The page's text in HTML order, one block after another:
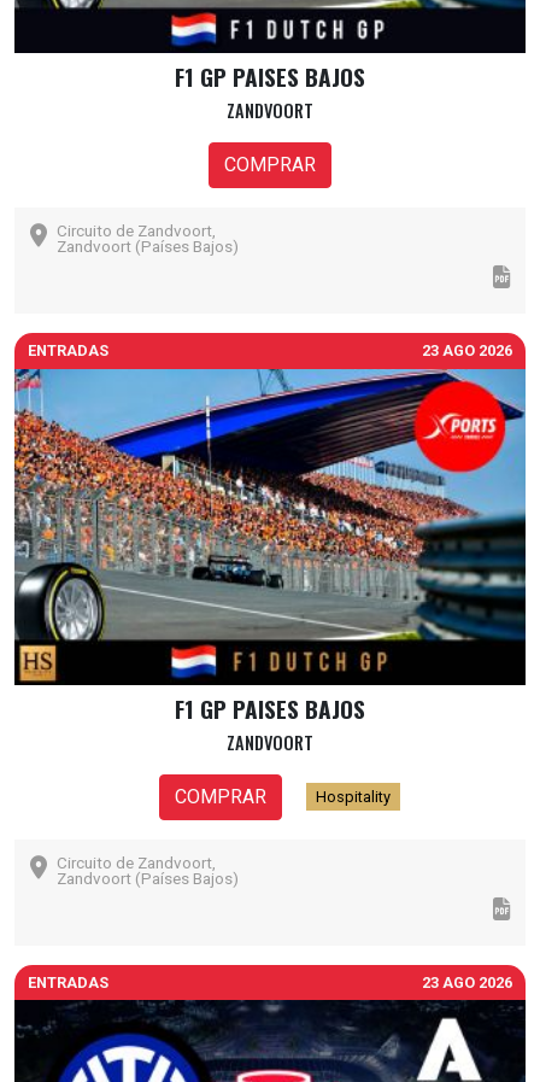
F1 GP PAISES BAJOS
ZANDVOORT
COMPRAR
Circuito de Zandvoort,
Zandvoort (Países Bajos)
ENTRADAS 23 AGO 2026
F1 GP PAISES BAJOS
ZANDVOORT
COMPRAR Hospitality
Circuito de Zandvoort,
Zandvoort (Países Bajos)
ENTRADAS 23 AGO 2026